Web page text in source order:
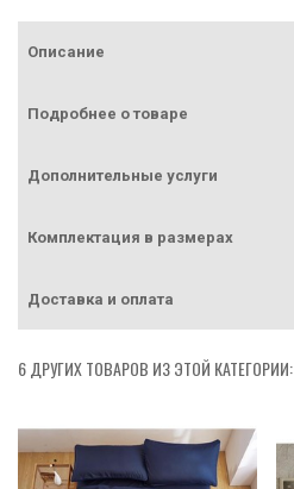
Описание
Подробнее о товаре
Дополнительные услуги
Комплектация в размерах
Доставка и оплата
6 ДРУГИХ ТОВАРОВ ИЗ ЭТОЙ КАТЕГОРИИ: